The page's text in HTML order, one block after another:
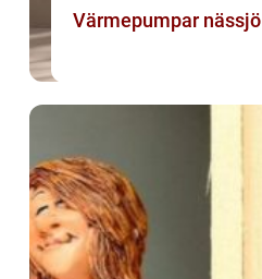
Värmepumpar nässjö